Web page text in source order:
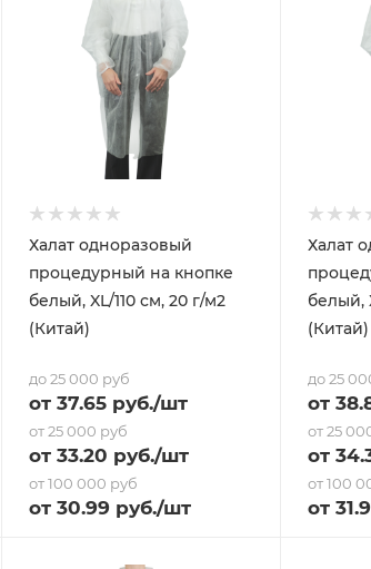
Халат одноразовый
процедурный на кнопке
белый, XL/110 см, 20 г/м2
(Китай)
до 25 000 руб
от 37.65руб./шт
от 25 000 руб
от 33.20 руб./шт
от 100 000 руб
от 30.99руб./шт
Халат
белый,
(Китай)
до 25
от
от 25
от
от 100
от